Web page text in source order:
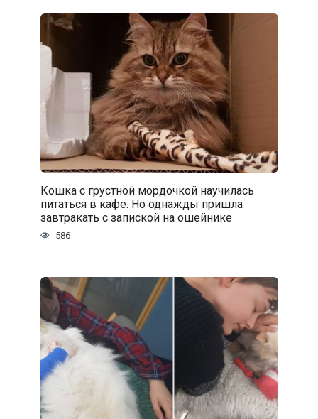
Кошка с грустной мордочкой научилась
питаться в кафе. Но однажды пришла
завтракать с запиской на ошейнике
586